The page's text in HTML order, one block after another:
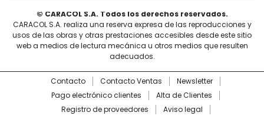
© CARACOL S.A. Todos los derechos reservados.
CARACOL S.A. realiza una reserva expresa de las reproducciones y
usos de las obras y otras prestaciones accesibles desde este sitio
web a medios de lectura mecánica u otros medios que resulten
adecuados.
Contacto Contacto Ventas
Newsletter
Pago electrónico clientes
Alta de Clientes
Registro de proveedores
Aviso legal